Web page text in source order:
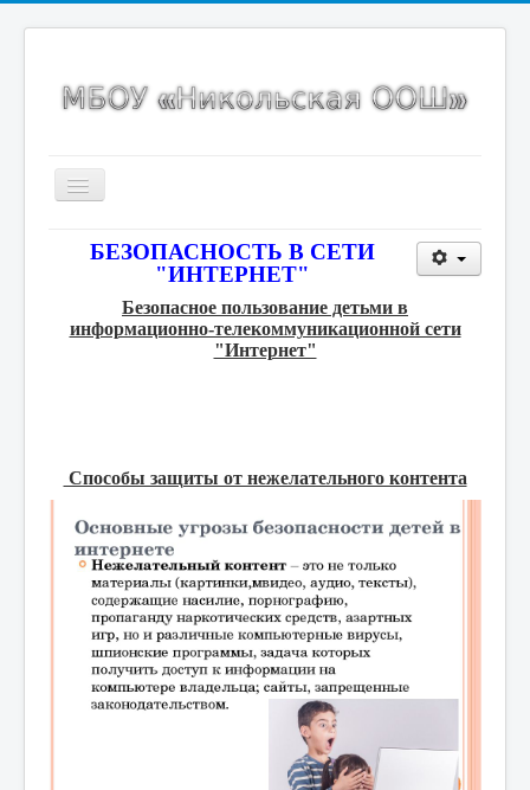
Включить/
выключить
Главная страница
Сведения об образовательной организации
Новости
Спортивный клуб
ВсОШ
Воспитание
Национальный проект «Образование»
Независимая оценка качества образования
Питание
Внедрение целевой модели наставничество
БЕЗОПАСНОСТЬ В СЕТИ
"ИНТЕРНЕТ"
Безопасное пользование детьми в
информационно-телекоммуникационной сети
"Интернет"
Способы защиты от нежелательного контента